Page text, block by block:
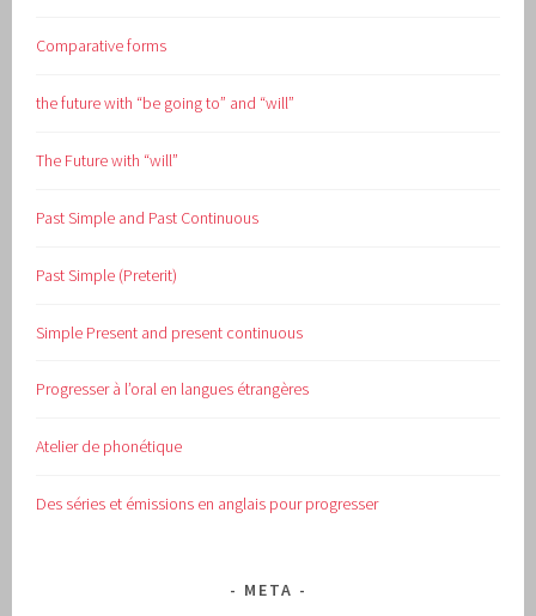
Comparative forms
the future with “be going to” and “will”
The Future with “will”
Past Simple and Past Continuous
Past Simple (Preterit)
Simple Present and present continuous
Progresser à l’oral en langues étrangères
Atelier de phonétique
Des séries et émissions en anglais pour progresser
META